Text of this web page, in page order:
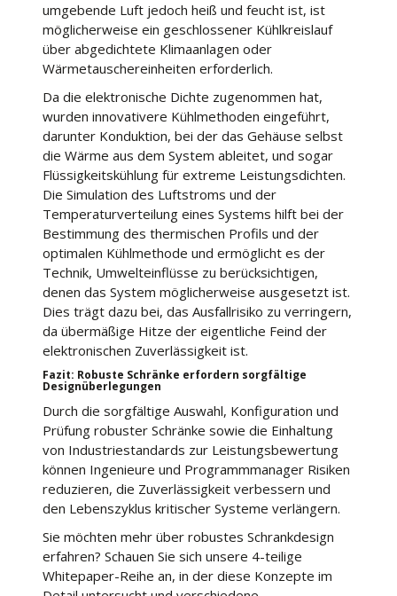
umgebende Luft jedoch heiß und feucht ist, ist
möglicherweise ein geschlossener Kühlkreislauf
über abgedichtete Klimaanlagen oder
Wärmetauschereinheiten erforderlich.
Da die elektronische Dichte zugenommen hat,
wurden innovativere Kühlmethoden eingeführt,
darunter Konduktion, bei der das Gehäuse selbst
die Wärme aus dem System ableitet, und sogar
Flüssigkeitskühlung für extreme Leistungsdichten.
Die Simulation des Luftstroms und der
Temperaturverteilung eines Systems hilft bei der
Bestimmung des thermischen Profils und der
optimalen Kühlmethode und ermöglicht es der
Technik, Umwelteinflüsse zu berücksichtigen,
denen das System möglicherweise ausgesetzt ist.
Dies trägt dazu bei, das Ausfallrisiko zu verringern,
da übermäßige Hitze der eigentliche Feind der
elektronischen Zuverlässigkeit ist.
Fazit: Robuste Schränke erfordern sorgfältige
Designüberlegungen
Durch die sorgfältige Auswahl, Konfiguration und
Prüfung robuster Schränke sowie die Einhaltung
von Industriestandards zur Leistungsbewertung
können Ingenieure und Programmmanager Risiken
reduzieren, die Zuverlässigkeit verbessern und
den Lebenszyklus kritischer Systeme verlängern.
Sie möchten mehr über robustes Schrankdesign
erfahren? Schauen Sie sich unsere 4-teilige
Whitepaper-Reihe an, in der diese Konzepte im